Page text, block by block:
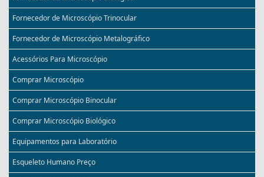
Fornecedor de Microscópio Trinocular
Fornecedor de Microscópio Metalográfico
Acessórios Para Microscópio
Comprar Microscópio
Comprar Microscópio Binocular
Comprar Microscópio Biológico
Equipamentos para Laboratório
Esqueleto Humano Preço